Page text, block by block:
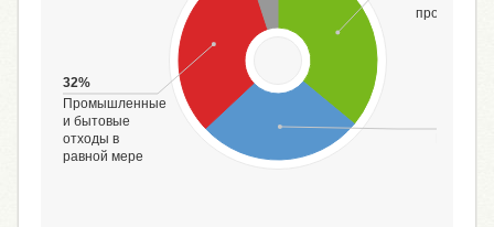
производств
32%
Промышленные
и бытовые
отходы в
равной мере